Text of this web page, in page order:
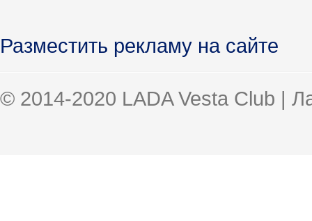
Разместить рекламу на сайте
© 2014-2020 LADA Vesta Club |